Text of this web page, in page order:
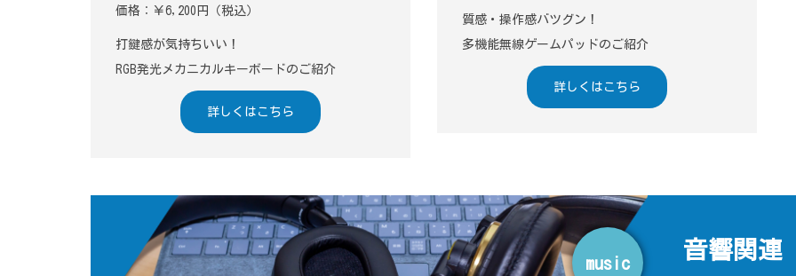
価格：￥6,200円（税込）
打鍵感が気持ちいい！
RGB発光メカニカルキーボードのご紹介
詳しくはこちら
質感・操作感バツグン！
多機能無線ゲームパッドのご紹介
詳しくはこちら
音響関連
music